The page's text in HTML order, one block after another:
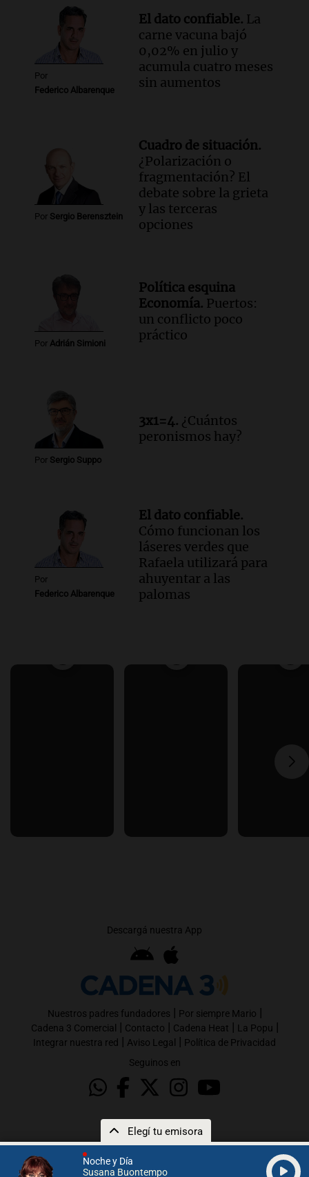
Noche y Día
Susana Buontempo
Elegí tu emisora
Fe relativiza el impacto del fallo sobre
jubilaciones en la provincia
Panorama Federal
Episodios
Por
Federico Albarenque
El dato confiable. La
carne vacuna bajó
0,02% en julio y
acumula cuatro meses
sin aumentos
Por Sergio Berensztein
Cuadro de situación.
¿Polarización o
fragmentación? El
debate sobre la grieta
y las terceras
opciones
Por Adrián Simioni
Política esquina
Economía. Puertos:
un conflicto poco
práctico
Por Sergio Suppo
3x1=4. ¿Cuántos
peronismos hay?
Por
Federico Albarenque
El dato confiable.
Cómo funcionan los
láseres verdes que
Rafaela utilizará para
ahuyentar a las
palomas
Descargá nuestra App
Nuestros padres fundadores | Por siempre Mario |
Cadena 3 Comercial | Contacto | Cadena Heat | La Popu |
Integrar nuestra red | Aviso Legal | Política de Privacidad
Seguinos en